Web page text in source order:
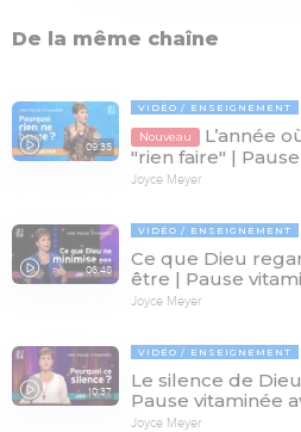
De la même chaîne
09:35
VIDÉO ENSEIGNEMENT
Nouveau
L’année
"rien faire" |
Joyce Meyer
06:48
VIDÉO ENSEIGNEMENT
Ce que Dieu
être | Pause
Joyce Meyer
10:37
VIDÉO ENSEIGNEMENT
Le silence de
Pause vitaminée
Joyce Meyer